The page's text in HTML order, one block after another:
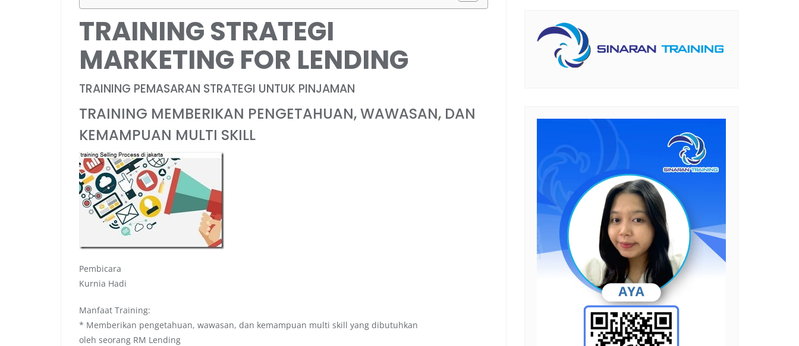
TRAINING STRATEGI
MARKETING FOR LENDING
TRAINING PEMASARAN STRATEGI UNTUK PINJAMAN
TRAINING MEMBERIKAN PENGETAHUAN, WAWASAN, DAN
KEMAMPUAN MULTI SKILL
Pembicara
Kurnia Hadi
Manfaat Training:
* Memberikan pengetahuan, wawasan, dan kemampuan multi skill yang dibutuhkan
oleh seorang RM Lending